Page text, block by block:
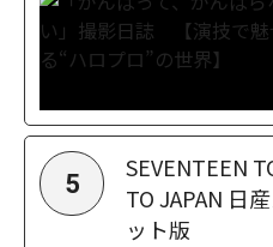
5
SEVENTEEN
TO JAPAN 日
ット版